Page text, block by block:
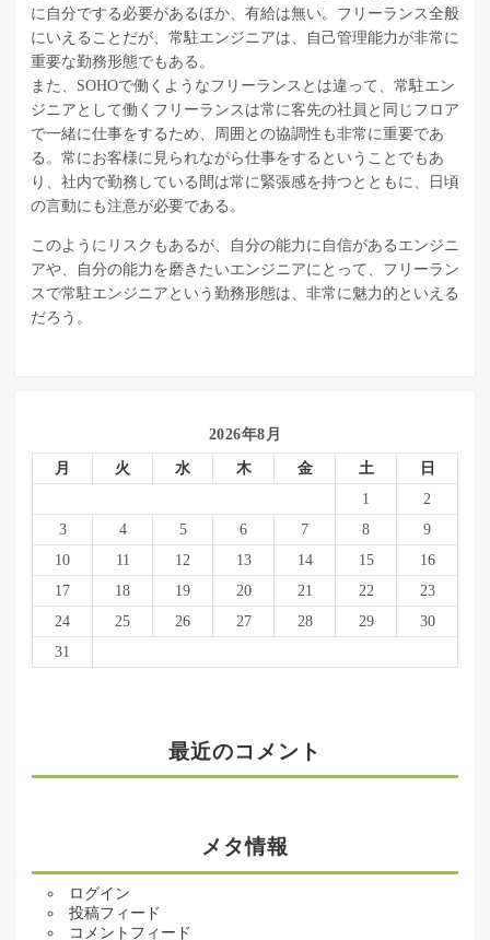
に自分でする必要があるほか、有給は無い。フリーランス全般
にいえることだが、常駐エンジニアは、自己管理能力が非常に
重要な勤務形態でもある。
また、SOHOで働くようなフリーランスとは違って、常駐エン
ジニアとして働くフリーランスは常に客先の社員と同じフロア
で一緒に仕事をするため、周囲との協調性も非常に重要であ
る。常にお客様に見られながら仕事をするということでもあ
り、社内で勤務している間は常に緊張感を持つとともに、日頃
の言動にも注意が必要である。
このようにリスクもあるが、自分の能力に自信があるエンジニ
アや、自分の能力を磨きたいエンジニアにとって、フリーラン
スで常駐エンジニアという勤務形態は、非常に魅力的といえる
だろう。
2026年8月
月 火 水 木 金 土
日
1
2
3
4 5 6 7 8
9
10
11 12 13 14 15
16
17
18 19 20 21 22
23
24
25 26 27 28 29
30
31
最近のコメント
メタ情報
ログイン
投稿フィード
コメントフィード